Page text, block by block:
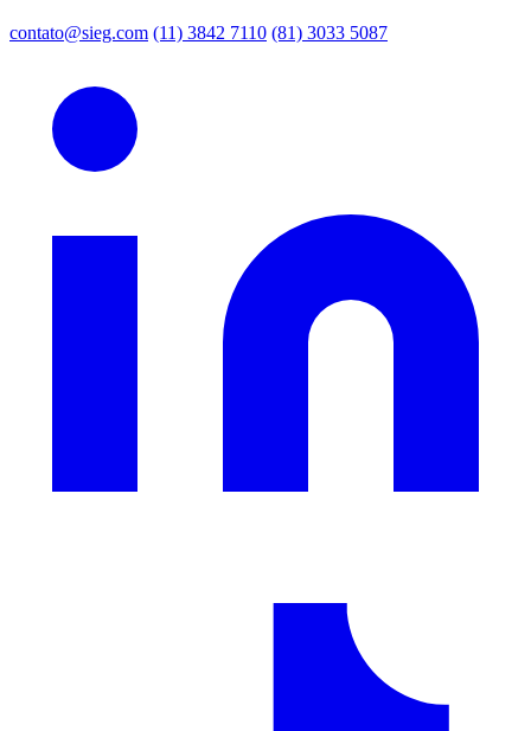
contato@sieg.com (11) 3842 7110 (81) 3033 5087